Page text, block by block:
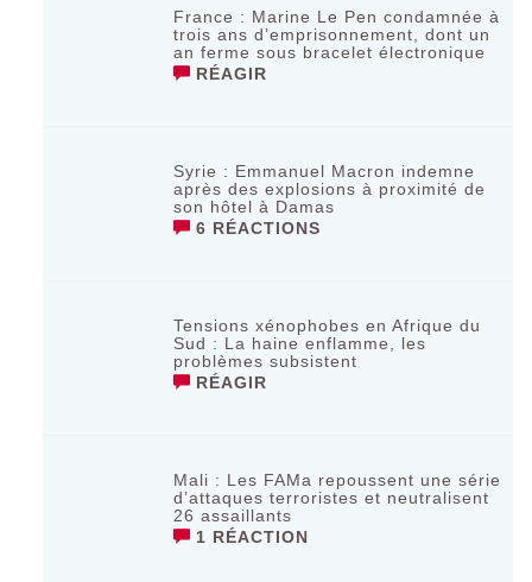
France : Marine Le Pen condamnée à
trois ans d’emprisonnement, dont un
an ferme sous bracelet électronique
RÉAGIR
Syrie : Emmanuel Macron indemne
après des explosions à proximité de
son hôtel à Damas
6 RÉACTIONS
Tensions xénophobes en Afrique du
Sud : La haine enflamme, les
problèmes subsistent
RÉAGIR
Mali : Les FAMa repoussent une série
d’attaques terroristes et neutralisent
26 assaillants
1 RÉACTION